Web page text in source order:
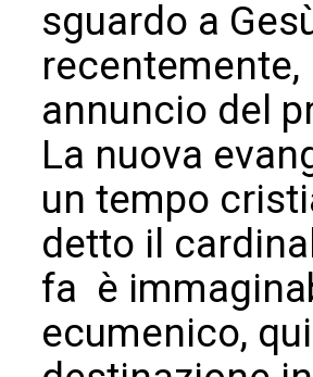
sguardo a
recentemente,
annuncio del
La nuova
un tempo
detto il
fa  è
ecumenico,